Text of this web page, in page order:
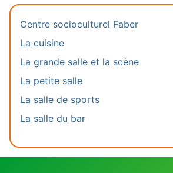
Centre socioculturel Faber
La cuisine
La grande salle et la scène
La petite salle
La salle de sports
La salle du bar